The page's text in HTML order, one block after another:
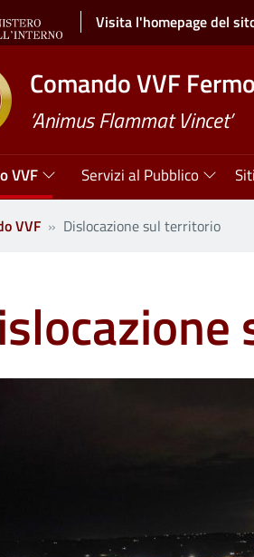
Visita l'homepage del
Comando VVF Fermo
’Animus Flammat Vincet’
principale
VVF Servizi al Pubblico
VVF Dislocazione sul territorio